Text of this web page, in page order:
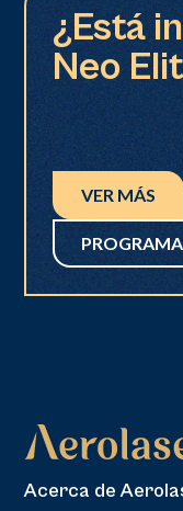
¿Está
Neo
VER MÁS
Acerca de